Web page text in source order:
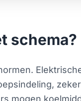
schema?
mogen